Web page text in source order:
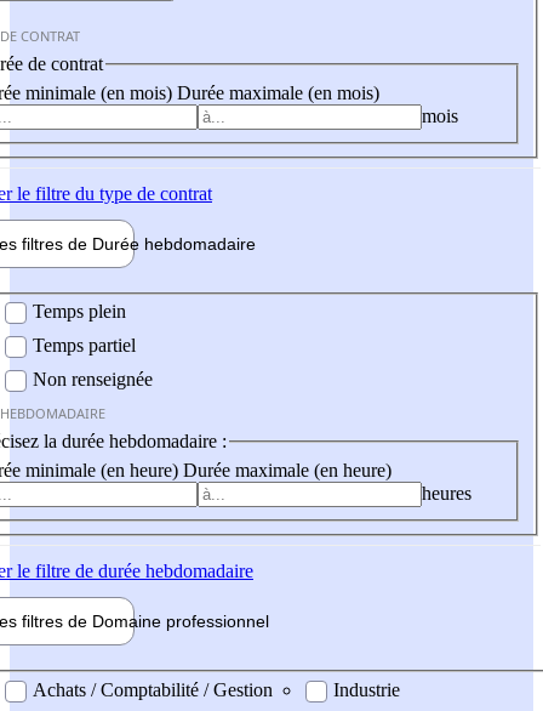
CONTRAT
de contrat
minimale (en mois) Durée maximale (en mois)
mois
le filtre du type de contrat
filtres de Durée hebdomadaire
Temps plein
Temps partiel
Non renseignée
la durée hebdomadaire :
minimale (en heure) Durée maximale (en heure)
heures
le filtre de durée hebdomadaire
filtres de Domaine professionnel
professionel
Achats / Comptabilité / Gestion
Industrie